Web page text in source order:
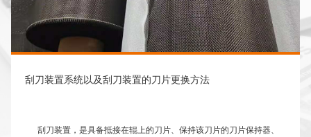
刮刀装置系统以及刮刀装置的刀片更换方法
刮刀装置，是具备抵接在辊上的刀片、保持该刀片的刀片保持器、